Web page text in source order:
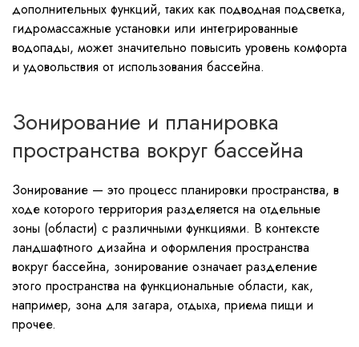
дополнительных функций, таких как подводная подсветка,
гидромассажные установки или интегрированные
водопады, может значительно повысить уровень комфорта
и удовольствия от использования бассейна.
Зонирование и планировка
пространства вокруг бассейна
Зонирование — это процесс планировки пространства, в
ходе которого территория разделяется на отдельные
зоны (области) с различными функциями. В контексте
ландшафтного дизайна и оформления пространства
вокруг бассейна, зонирование означает разделение
этого пространства на функциональные области, как,
например, зона для загара, отдыха, приема пищи и
прочее.